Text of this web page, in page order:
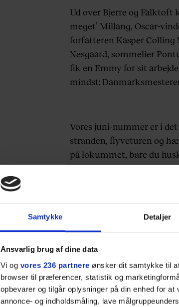
Samtykke Detaljer
Ansvarlig brug af dine data
Vi og vores 236 partnere ønsker dit samtykke til
browser til præferencer, statistik og
opbevarer og tilgår oplysninger på din enhed for
annonce- og indholdsmåling, lave
Ud over Bjerre og Falktoft
meget’ Millang, Oscar-
forfatteren Kasper
Nesgaard, sommelier
fik en Emmy for sit arbejde
mindst:
Vores juni-nummer er i
stranden, flyveturen og
på lokummet, bare du
garderoben til de lyse
Europaparlamentets svar
Morten Messerschmidt.